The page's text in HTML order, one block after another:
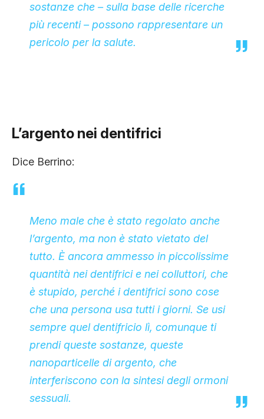
sostanze che – sulla base delle ricerche
più recenti – possono rappresentare un
pericolo per la salute.
L’argento nei dentifrici
Dice Berrino:
Meno male che è stato regolato anche
l’argento, ma non è stato vietato del
tutto. È ancora ammesso in piccolissime
quantità nei dentifrici e nei colluttori, che
è stupido, perché i dentifrici sono cose
che una persona usa tutti i giorni. Se usi
sempre quel dentifricio lì, comunque ti
prendi queste sostanze, queste
nanoparticelle di argento, che
interferiscono con la sintesi degli ormoni
sessuali.